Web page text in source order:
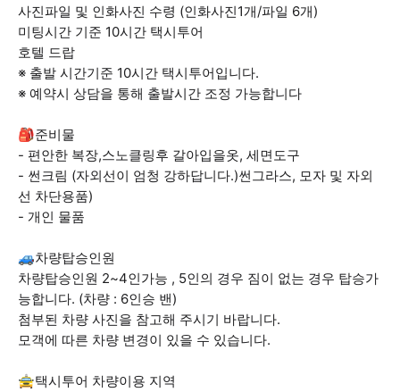
사진파일 및 인화사진 수령 (인화사진1개/파일 6개)
미팅시간 기준 10시간 택시투어
호텔 드랍
※ 출발 시간기준 10시간 택시투어입니다.
※ 예약시 상담을 통해 출발시간 조정 가능합니다
🎒준비물
- 편안한 복장,스노클링후 갈아입을옷, 세면도구
- 썬크림 (자외선이 엄청 강하답니다.)썬그라스, 모자 및 자외
선 차단용품)
- 개인 물품
🚙차량탑승인원
차량탑승인원 2~4인가능 , 5인의 경우 짐이 없는 경우 탑승가
능합니다. (차량 : 6인승 밴)
첨부된 차량 사진을 참고해 주시기 바랍니다.
모객에 따른 차량 변경이 있을 수 있습니다.
🚖택시투어 차량이용 지역